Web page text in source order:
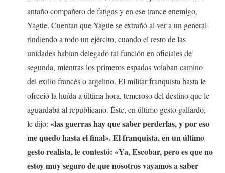
antaño compañero de fatigas y en ese trance enemigo,
Yagüe. Cuentan que Yagüe se extrañó al ver a un general
rindiendo a todo un ejército, cuando el resto de las
unidades habían delegado tal función en oficiales de
segunda, mientras los primeros espadas volaban camino
del exilio francés o argelino. El militar franquista hasta le
ofreció la huída a última hora, temeroso del destino que le
aguardaba al republicano. Éste, en último gesto gallardo,
le dijo: «las guerras hay que saber perderlas, y por eso
me quedo hasta el final». El franquista, en un último
gesto realista, le contestó: «Ya, Escobar, pero es que no
estoy muy seguro de que nosotros vayamos a saber